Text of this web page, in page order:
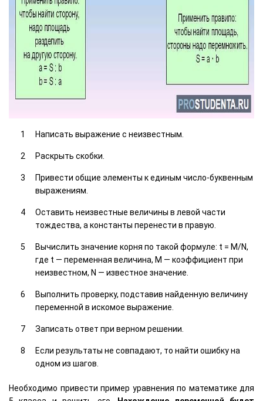
Написать выражение с неизвестным.
Раскрыть скобки.
Привести общие элементы к единым число-буквенным
выражениям.
Оставить неизвестные величины в левой части
тождества, а константы перенести в правую.
Вычислить значение корня по такой формуле: t = M/N,
где t — переменная величина, М — коэффициент при
неизвестном, N — известное значение.
Выполнить проверку, подставив найденную величину
переменной в искомое выражение.
Записать ответ при верном решении.
Если результаты не совпадают, то найти ошибку на
одном из шагов.
Необходимо привести пример уравнения по математике для